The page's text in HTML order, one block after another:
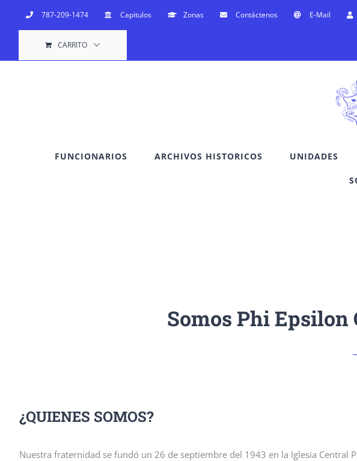
787-209-1474 Capitulos Zonas Contáctenos E-Mail
CARRITO
FUNCIONARIOS ARCHIVOS HISTORICOS UNIDADES
Somos Phi Epsilon
¿QUIENES SOMOS?
Nuestra fraternidad se fundó un 26 de septiembre del 1943 en la Iglesia Central